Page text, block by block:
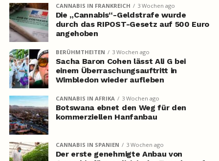
CANNABIS IN FRANKREICH 3 Wochen ago
Die „Cannabis“-Geldstrafe wurde
durch das RIPOST-Gesetz auf 500 Euro
angehoben
BERÜHMTHEITEN 3 Wochen ago
Sacha Baron Cohen lässt Ali G bei
einem Überraschungsauftritt in
Wimbledon wieder aufleben
CANNABIS IN AFRIKA 3 Wochen ago
Botswana ebnet den Weg für den
kommerziellen Hanfanbau
CANNABIS IN SPANIEN 3 Wochen ago
Der erste genehmigte Anbau von